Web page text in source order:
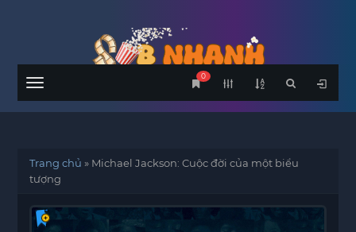
Menu
0
Trang chủ » Michael Jackson: Cuộc đời của một biểu
tượng